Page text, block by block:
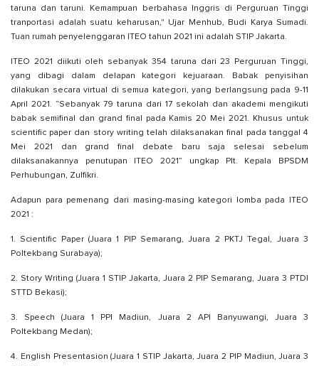
taruna dan taruni. Kemampuan berbahasa Inggris di Perguruan Tinggi
tranportasi adalah suatu keharusan," Ujar Menhub, Budi Karya Sumadi.
Tuan rumah penyelenggaran ITEO tahun 2021 ini adalah STIP Jakarta.
ITEO 2021 diikuti oleh sebanyak 354 taruna dari 23 Perguruan Tinggi,
yang dibagi dalam delapan kategori kejuaraan. Babak penyisihan
dilakukan secara virtual di semua kategori, yang berlangsung pada 9-11
April 2021. “Sebanyak 79 taruna dari 17 sekolah dan akademi mengikuti
babak semifinal dan grand final pada Kamis 20 Mei 2021. Khusus untuk
scientific paper dan story writing telah dilaksanakan final pada tanggal 4
Mei 2021 dan grand final debate baru saja selesai sebelum
dilaksanakannya penutupan ITEO 2021” ungkap Plt. Kepala BPSDM
Perhubungan, Zulfikri.
Adapun para pemenang dari masing-masing kategori lomba pada ITEO
2021 :
1. Scientific Paper (Juara 1 PIP Semarang, Juara 2 PKTJ Tegal, Juara 3
Poltekbang Surabaya);
2. Story Writing (Juara 1 STIP Jakarta, Juara 2 PIP Semarang, Juara 3 PTDI
STTD Bekasi);
3. Speech (Juara 1 PPI Madiun, Juara 2 API Banyuwangi, Juara 3
Poltekbang Medan);
4. English Presentasion (Juara 1 STIP Jakarta, Juara 2 PIP Madiun, Juara 3